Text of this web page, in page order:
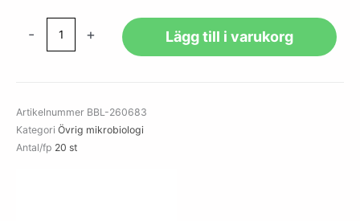
- + Lägg till i varukorg
Artikelnummer BBL-260683
Kategori Övrig mikrobiologi
Antal/fp 20 st